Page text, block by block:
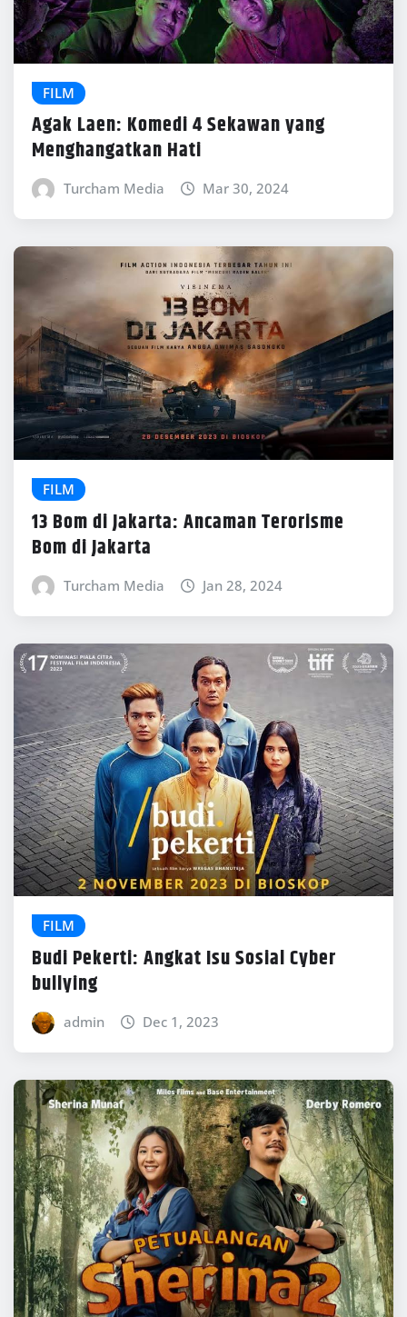
FILM
Agak Laen: Komedi 4 Sekawan yang
Menghangatkan Hati
Turcham Media Mar 30, 2024
FILM
13 Bom di Jakarta: Ancaman Terorisme
Bom di Jakarta
Turcham Media Jan 28, 2024
FILM
Budi Pekerti: Angkat Isu Sosial Cyber
bullying
admin Dec 1, 2023